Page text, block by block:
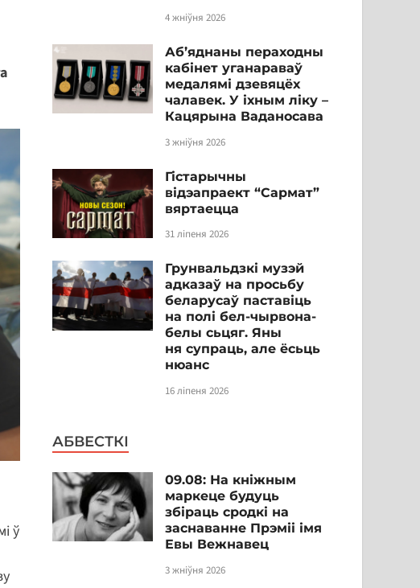
ў
4 жніўня 2026
Аб’яднаны пераходны
кабінет уганараваў
медалямі дзевяцёх
чалавек. У іхным ліку –
Кацярына Ваданосава
3 жніўня 2026
Гістарычны
відэапраект “Сармат”
вяртаецца
31 ліпеня 2026
Грунвальдзкі музэй
адказаў на просьбу
беларусаў паставіць
на полі бел-чырвона-
белы сьцяг. Яны
ня супраць, але ёсьць
нюанс
16 ліпеня 2026
АБВЕСТКІ
09.08: На кніжным
маркеце будуць
збіраць сродкі на
заснаванне Прэміі імя
Евы Вежнавец
3 жніўня 2026